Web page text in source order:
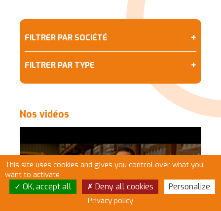
FILTRER PAR SOCIÉTÉ +
FILTRER PAR TYPE +
Nos vidéos
This site uses cookies and gives you control over what you
want to activate
OK, accept all Deny all cookies Personalize
Privacy policy